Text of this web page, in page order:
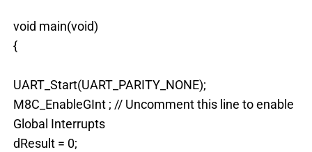
void main(void)
{
UART_Start(UART_PARITY_NONE);
M8C_EnableGInt ; // Uncomment this line to enable
Global Interrupts
dResult = 0;